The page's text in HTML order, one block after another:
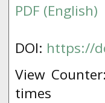
PDF (English)
DOI: https://
View
times